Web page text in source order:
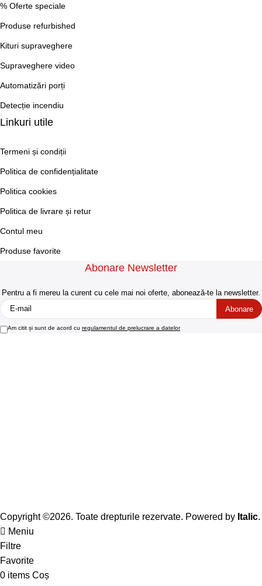
% Oferte speciale
Produse refurbished
Kituri supraveghere
Supraveghere video
Automatizări porți
Detecție incendiu
Linkuri utile
Termeni și condiții
Politica de confidențialitate
Politica cookies
Politica de livrare și retur
Contul meu
Produse favorite
Abonare Newsletter
Pentru a fi mereu la curent cu cele mai noi oferte, abonează-te la newsletter.
Am citit și sunt de acord cu regulamentul de prelucrare a datelor
Copyright ©2026. Toate drepturile rezervate. Powered by Italic.
Meniu
Filtre
Favorite
0 items Coș